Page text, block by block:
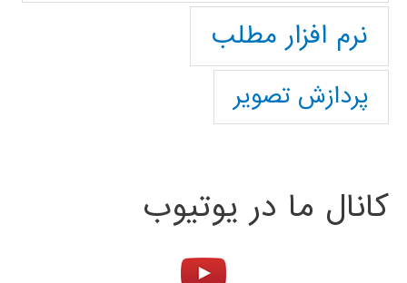
نرم افزار مطلب
پردازش تصویر
کانال ما در یوتیوب